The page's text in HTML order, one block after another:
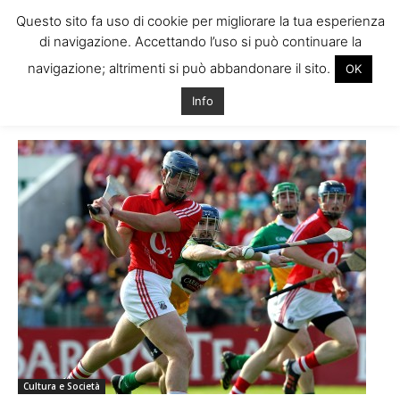
Tag: sport irlandesi
Cultura e Società
Questo sito fa uso di cookie per migliorare la tua esperienza
di navigazione. Accettando l’uso si può continuare la
navigazione; altrimenti si può abbandonare il sito.
OK
Info